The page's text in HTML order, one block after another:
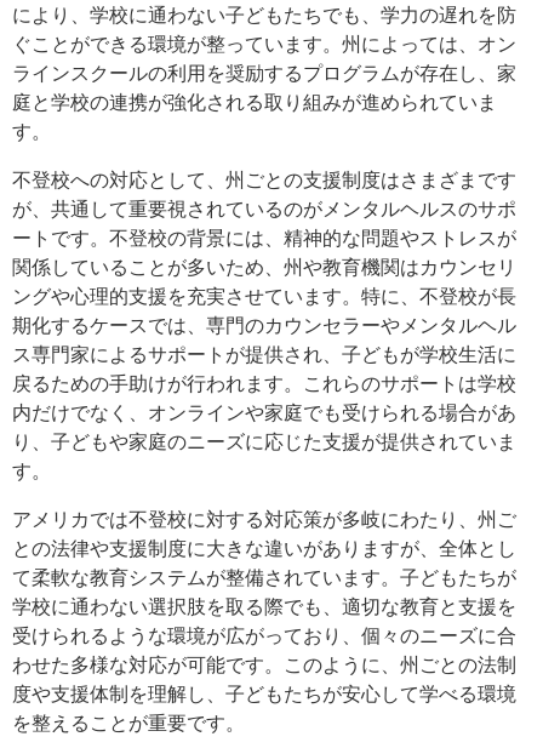
により、学校に通わない子どもたちでも、学力の遅れを防
ぐことができる環境が整っています。州によっては、オン
ラインスクールの利用を奨励するプログラムが存在し、家
庭と学校の連携が強化される取り組みが進められていま
す。
不登校への対応として、州ごとの支援制度はさまざまです
が、共通して重要視されているのがメンタルヘルスのサポ
ートです。不登校の背景には、精神的な問題やストレスが
関係していることが多いため、州や教育機関はカウンセリ
ングや心理的支援を充実させています。特に、不登校が長
期化するケースでは、専門のカウンセラーやメンタルヘル
ス専門家によるサポートが提供され、子どもが学校生活に
戻るための手助けが行われます。これらのサポートは学校
内だけでなく、オンラインや家庭でも受けられる場合があ
り、子どもや家庭のニーズに応じた支援が提供されていま
す。
アメリカでは不登校に対する対応策が多岐にわたり、州ご
との法律や支援制度に大きな違いがありますが、全体とし
て柔軟な教育システムが整備されています。子どもたちが
学校に通わない選択肢を取る際でも、適切な教育と支援を
受けられるような環境が広がっており、個々のニーズに合
わせた多様な対応が可能です。このように、州ごとの法制
度や支援体制を理解し、子どもたちが安心して学べる環境
を整えることが重要です。